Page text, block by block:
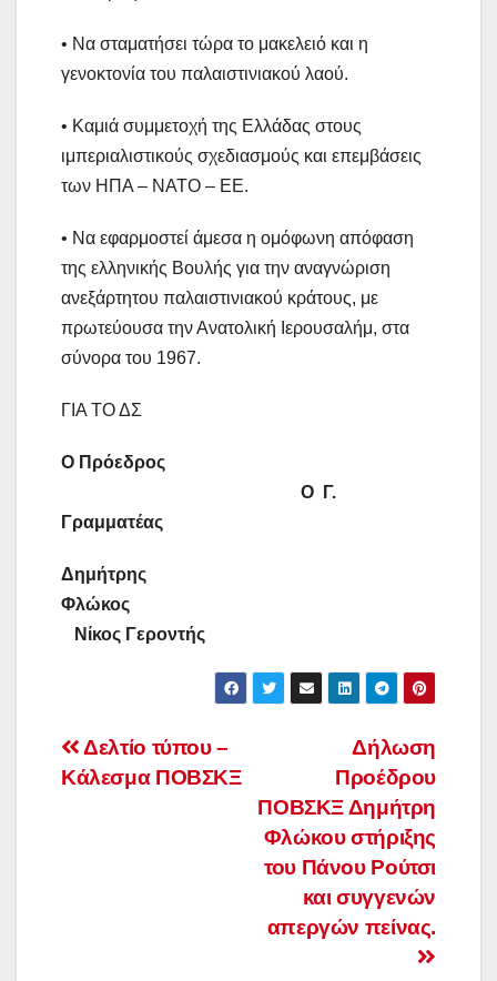
• Να σταματήσει τώρα το μακελειό και η
γενοκτονία του παλαιστινιακού λαού.
• Καμιά συμμετοχή της Ελλάδας στους
ιμπεριαλιστικούς σχεδιασμούς και επεμβάσεις
των ΗΠΑ – ΝΑΤΟ – ΕΕ.
• Να εφαρμοστεί άμεσα η ομόφωνη απόφαση
της ελληνικής Βουλής για την αναγνώριση
ανεξάρτητου παλαιστινιακού κράτους, με
πρωτεύουσα την Ανατολική Ιερουσαλήμ, στα
σύνορα του 1967.
ΓΙΑ ΤΟ ΔΣ
Ο Πρόεδρος
Ο Γ.
Γραμματέας
Δημήτρης
Φλώκος
Νίκος Γεροντής
Πλοήγηση
άρθρων
Δήλωση
Προέδρου
ΠΟΒΣΚΞ Δημήτρη
Φλώκου στήριξης
του Πάνου Ρούτσι
και συγγενών
απεργών πείνας.
Δελτίο τύπου –
Κάλεσμα ΠΟΒΣΚΞ